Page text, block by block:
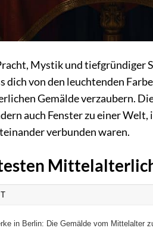
Mystik und tiefgründiger
von den leuchtenden
Gemälde verzaubern.
auch Fenster zu einer
verbunden waren.
in Berlin: Die Gemälde vom Mittelalter